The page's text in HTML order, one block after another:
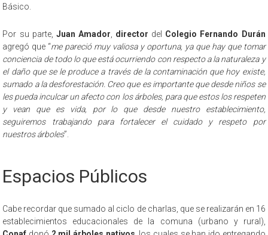
Básico.
Por su parte, Juan Amador director del Colegio Fernando Durán
agregó que “me pareció muy valiosa y oportuna, ya que hay que tomar
conciencia de todo lo que está ocurriendo con respecto a la naturaleza y
el daño que se le produce a través de la contaminación que hoy existe,
sumado a la desforestación. Creo que es importante que desde niños se
les pueda inculcar un afecto con los árboles, para que estos los respeten
y vean que es vida, por lo que desde nuestro establecimiento,
seguiremos trabajando para fortalecer el cuidado y respeto por
nuestros árboles”.
Espacios Públicos
Cabe recordar que sumado al ciclo de charlas, que se realizarán en 16
establecimientos educacionales de la comuna (urbano y rural),